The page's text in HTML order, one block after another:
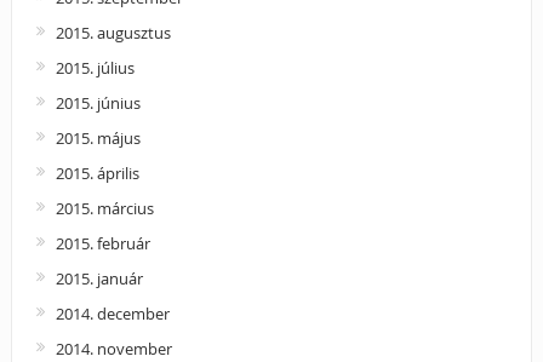
2015. augusztus
2015. július
2015. június
2015. május
2015. április
2015. március
2015. február
2015. január
2014. december
2014. november